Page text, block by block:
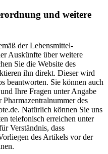
und weitere
der Lebensmittel­
Auskünfte über weitere
Sie die Website des
ihn direkt. Dieser wird
beantworten. Sie können auch
Ihre Fragen unter Angabe
Pharmazentralnummer des
Natürlich können Sie uns
telefonisch erreichen unter
Verständnis, dass
des Artikels vor der